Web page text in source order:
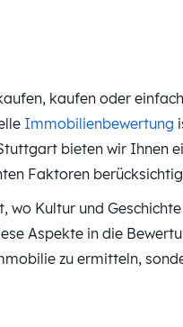
kaufen oder
Immobilienbewertung
bieten wir Ihnen
Faktoren
wo Kultur und
Aspekte in die
zu ermitteln,